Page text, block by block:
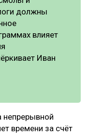
должны
влияет
Иван
непрерывной
времени за счёт